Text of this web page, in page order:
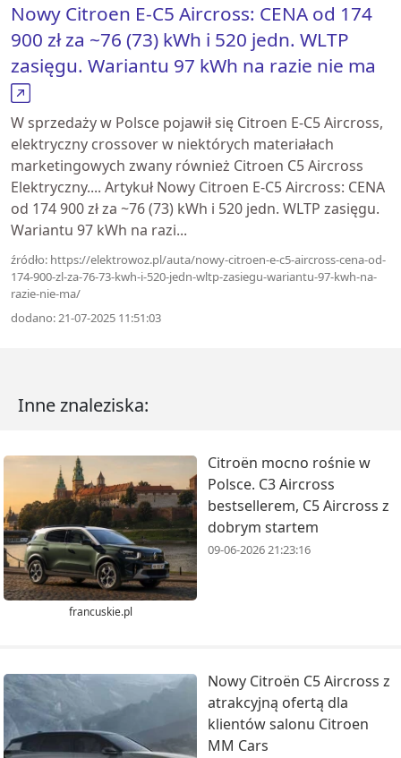
Nowy Citroen E-C5 Aircross: CENA od 174
900 zł za ~76 (73) kWh i 520 jedn. WLTP
zasięgu. Wariantu 97 kWh na razie nie ma
W sprzedaży w Polsce pojawił się Citroen E-C5 Aircross,
elektryczny crossover w niektórych materiałach
marketingowych zwany również Citroen C5 Aircross
Elektryczny.... Artykuł Nowy Citroen E-C5 Aircross: CENA
od 174 900 zł za ~76 (73) kWh i 520 jedn. WLTP zasięgu.
Wariantu 97 kWh na razi...
źródło: https://elektrowoz.pl/auta/nowy-citroen-e-c5-aircross-cena-od-
174-900-zl-za-76-73-kwh-i-520-jedn-wltp-zasiegu-wariantu-97-kwh-na-
razie-nie-ma/
dodano: 21-07-2025 11:51:03
Inne znaleziska:
francuskie.pl
Citroën mocno rośnie w
Polsce. C3 Aircross
bestsellerem, C5 Aircross z
dobrym startem
09-06-2026 21:23:16
Nowy Citroën C5 Aircross z
atrakcyjną ofertą dla
klientów salonu Citroen
MM Cars